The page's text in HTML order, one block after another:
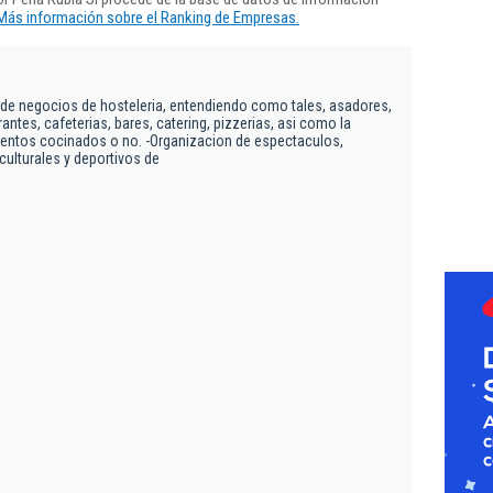
información sobre el Ranking de Empresas.
negocios de hosteleria, entendiendo como tales, asadores,
cafeterias, bares, catering, pizzerias, asi como la
cocinados o no. -Organizacion de espectaculos,
y deportivos de